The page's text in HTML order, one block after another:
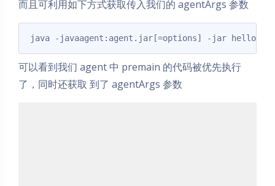
而且可利用如下方式获取传入我们的 agentArgs 参数
java -javaagent:agent.jar[=options] -jar hello.jar
可以看到我们 agent 中 premain 的代码被优先执行
了，同时还获取 到了 agentArgs 参数